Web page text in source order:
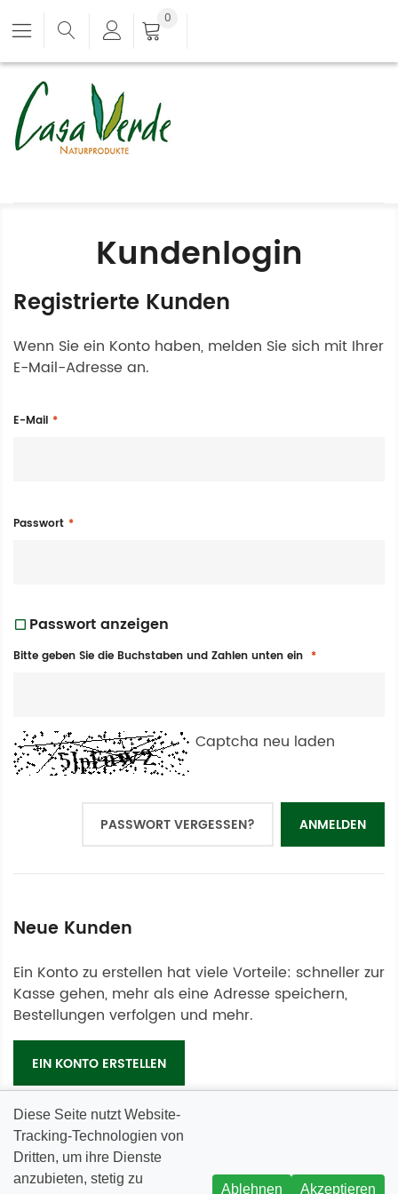
0
Kundenlogin
Registrierte Kunden
Wenn Sie ein Konto haben, melden Sie sich mit Ihrer
E-Mail-Adresse an.
E-Mail
Passwort
Passwort anzeigen
Bitte geben Sie die Buchstaben und Zahlen unten ein
Captcha neu laden
ANMELDEN
PASSWORT VERGESSEN?
Neue Kunden
Ein Konto zu erstellen hat viele Vorteile: schneller zur
Kasse gehen, mehr als eine Adresse speichern,
Bestellungen verfolgen und mehr.
EIN KONTO ERSTELLEN
Diese Seite nutzt Website-
Tracking-Technologien von
Dritten, um ihre Dienste
anzubieten, stetig zu
Ablehnen Akzeptieren
INFORMATIONEN